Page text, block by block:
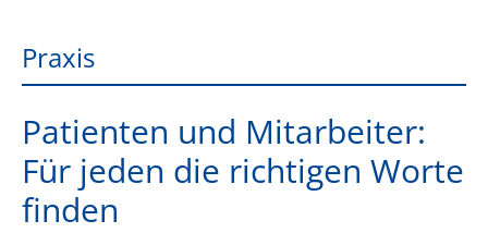
Praxis
Patienten und Mitarbeiter:
Für jeden die richtigen Worte
finden